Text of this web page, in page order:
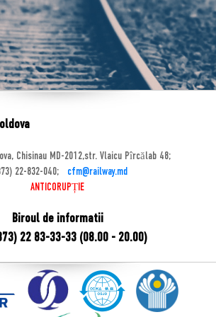
Chisinau MD-2012,str. Vlaicu Pîrcălab 48;
22-832-040;
cfm@railway.md
ANTICORUPȚIE
Biroul de informatii
22 83-33-33 (08.00 - 20.00)